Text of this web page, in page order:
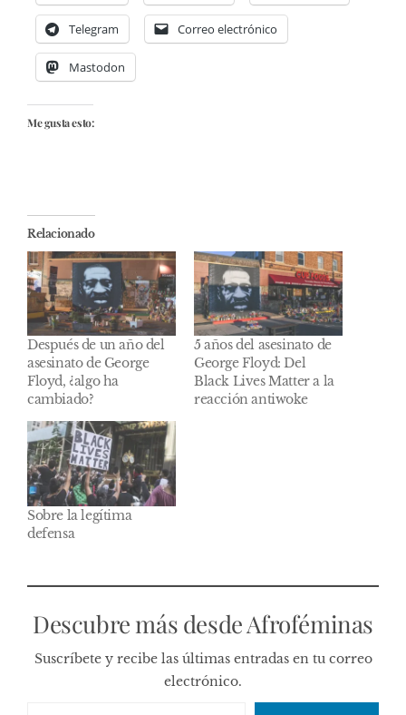
Telegram Correo electrónico
Mastodon
Me gusta esto:
Relacionado
Después de un año del
asesinato de George
Floyd, ¿algo ha
cambiado?
5 años del asesinato de
George Floyd: Del
Black Lives Matter a la
reacción antiwoke
Sobre la legítima
defensa
Descubre más desde Afroféminas
Suscríbete y recibe las últimas entradas en tu correo
electrónico.